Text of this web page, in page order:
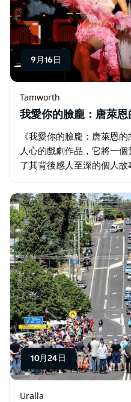
9月16日
Tamworth
我愛你的臉龐：唐萊恩
《我愛你的臉龐：唐萊恩
人心的戲劇作品，它將一
了其背後感人至深的個人故
恩，不僅是觀眾記憶中的
10月24日
Uralla